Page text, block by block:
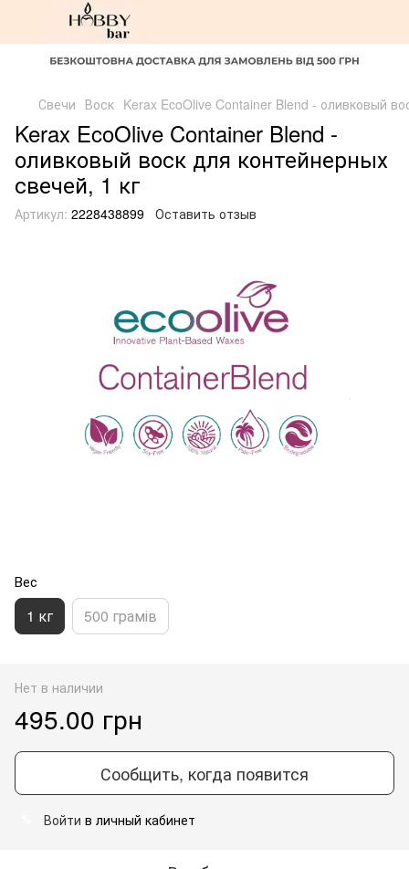
Свечи Воск Kerax EcoOlive Container Blend - оливковый
Kerax EcoOlive Container Blend -
оливковый воск для контейнерных
свечей, 1 кг
Артикул: 2228438899 Оставить отзыв
Вес
1 кг 500 грамів
Нет в наличии
495.00 грн
Сообщить, когда появится
Войти в личный кабинет